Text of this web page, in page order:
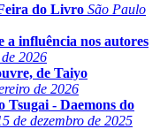
do Livro São Paulo
a influência nos autores
2026
de Taiyo
de 2026
Tsugai - Daemons do
de dezembro de 2025